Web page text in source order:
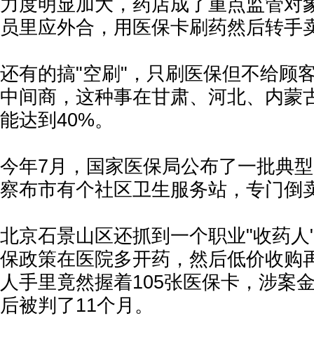
力度明显加大，药店成了重点监管对
员里应外合，用医保卡刷药然后转手
还有的搞"空刷"，只刷医保但不给顾
中间商，这种事在甘肃、河北、内蒙
能达到40%。
今年7月，国家医保局公布了一批典
察布市有个社区卫生服务站，专门倒
北京石景山区还抓到一个职业"收药
保政策在医院多开药，然后低价收购
人手里竟然握着105张医保卡，涉案
后被判了11个月。